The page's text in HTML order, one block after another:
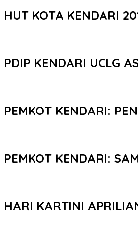
HUT KOTA KENDARI
PDIP KENDARI UCLG
PEMKOT KENDARI:
PEMKOT KENDARI:
HARI KARTINI